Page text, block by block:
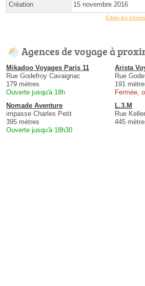
Création 15 novembre 2016
Éditer les
Agences de voyage à
Mikadoo Voyages Paris 11
Rue Godefroy Cavaignac
179 mètres
Ouverte jusqu'à 18h
Arista
Rue
191
Fermée,
Nomade Aventure
impasse Charles Petit
395 mètres
Ouverte jusqu'à 18h30
L.3.M
Rue Keller
445